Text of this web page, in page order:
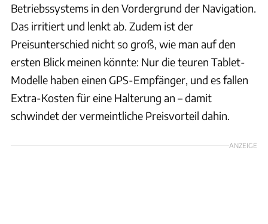
Betriebssystems in den Vordergrund der Navigation.
Das irritiert und lenkt ab. Zudem ist der
Preisunterschied nicht so groß, wie man auf den
ersten Blick meinen könnte: Nur die teuren Tablet-
Modelle haben einen GPS-Empfänger, und es fallen
Extra-Kosten für eine Halterung an – damit
schwindet der vermeintliche Preisvorteil dahin.
ANZEIGE